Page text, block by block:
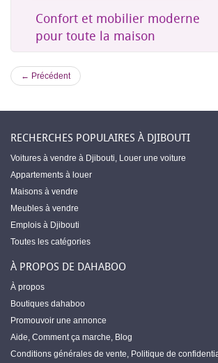
Confort et mobilier moderne
pour toute la maison
← Précédent
RECHERCHES POPULAIRES À DJIBOUTI
Voitures à vendre à Djibouti, Louer une voiture
Appartements à louer
Maisons à vendre
Meubles à vendre
Emplois à Djibouti
Toutes les catégories
À PROPOS DE DAHABOO
À propos
Boutiques dahaboo
Promouvoir une annonce
Aide, Comment ça marche, Blog
Conditions générales de vente, Politique de